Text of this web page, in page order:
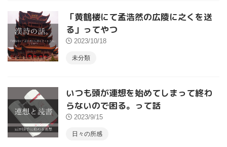
「黄鶴楼にて孟浩然の広陵に之くを送
る」ってやつ
2023/10/18
未分類
いつも頭が連想を始めてしまって終わ
らないので困る。って話
2023/9/15
日々の所感